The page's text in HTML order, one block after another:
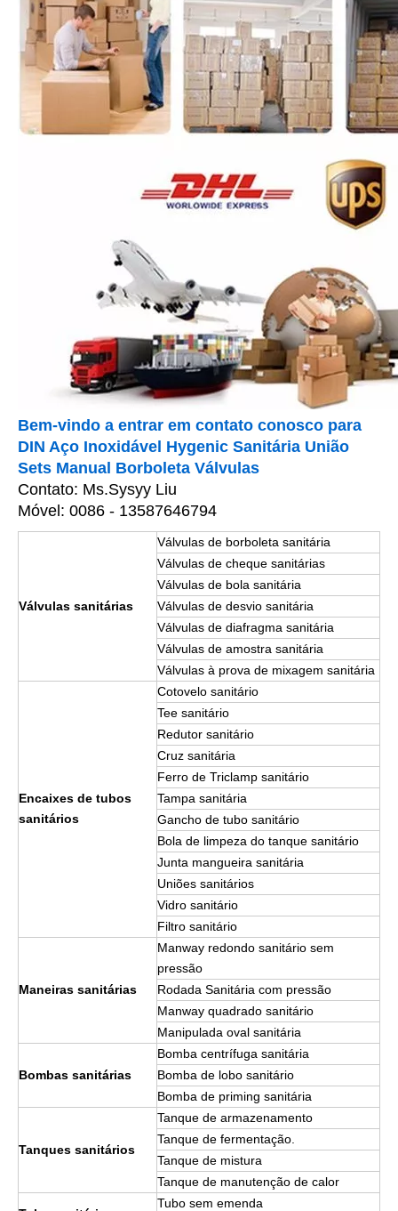
Bem-vindo a entrar em contato conosco para
DIN Aço Inoxidável Hygenic Sanitária União
Sets Manual Borboleta Válvulas
Contato: Ms.Sysyy Liu
Móvel: 0086 - 13587646794
Válvulas sanitárias
Válvulas de borboleta sanitária
Válvulas de cheque sanitárias
Válvulas de bola sanitária
Válvulas de desvio sanitária
Válvulas de diafragma sanitária
Válvulas de amostra sanitária
Válvulas à prova de mixagem sanitária
Encaixes de tubos
sanitários
Cotovelo sanitário
Tee sanitário
Redutor sanitário
Cruz sanitária
Ferro de Triclamp sanitário
Tampa sanitária
Gancho de tubo sanitário
Bola de limpeza do tanque sanitário
Junta mangueira sanitária
Uniões sanitários
Vidro sanitário
Filtro sanitário
Maneiras sanitárias
Manway redondo sanitário sem
pressão
Rodada Sanitária com pressão
Manway quadrado sanitário
Manipulada oval sanitária
Bombas sanitárias
Bomba centrífuga sanitária
Bomba de lobo sanitário
Bomba de priming sanitária
Tanques sanitários
Tanque de armazenamento
Tanque de fermentação.
Tanque de mistura
Tanque de manutenção de calor
Tubo sem emenda